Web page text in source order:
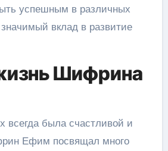
успешным в различных
вклад в развитие
Шифрина
была счастливой и
Ефим посвящал много